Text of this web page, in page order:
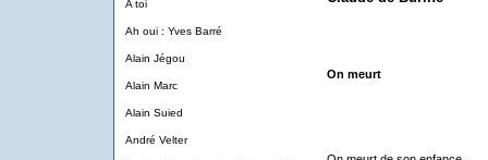
A toi
Ah oui : Yves Barré
Alain Jégou
Alain Marc
Alain Suied
André Velter
On meurt